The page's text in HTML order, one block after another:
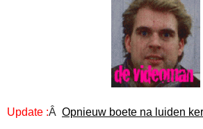
Update :Â Opnieuw boete na luiden